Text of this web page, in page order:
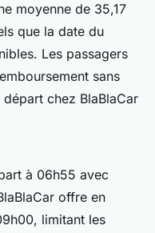
moyenne de 35,17
que la date du
Les passagers
sans
chez BlaBlaCar
à 06h55 avec
offre en
limitant les